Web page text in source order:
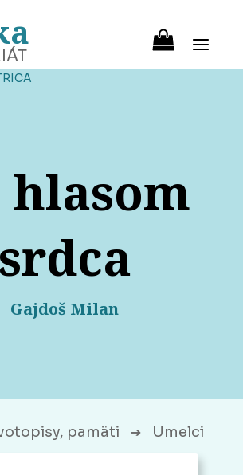
hlasom
srdca
Gajdoš Milan
pamäti ➔ Umelci